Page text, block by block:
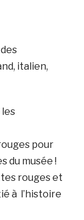
italien,
pour
du musée !
rouges et
à l’histoire